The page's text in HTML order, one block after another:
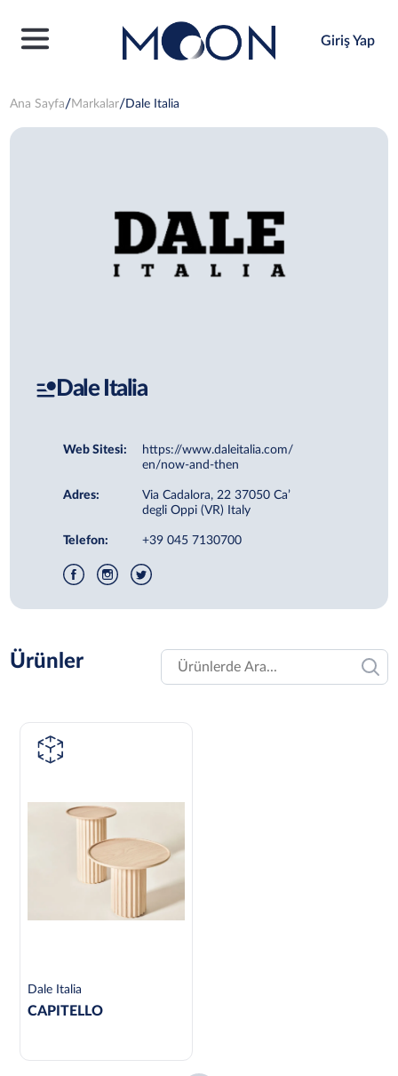
Giriş Yap
Ana Sayfa Markalar Dale Italia
Dale Italia
Web Sitesi:
https://www.daleitalia.com/
en/now-and-then
Adres:
Via Cadalora, 22 37050 Ca’
degli Oppi (VR) Italy
Telefon: +39 045 7130700
Ürünler
Dale Italia
CAPITELLO